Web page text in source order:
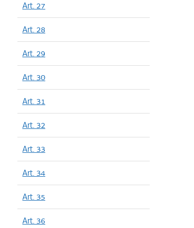
Art. 27
Art. 28
Art. 29
Art. 30
Art. 31
Art. 32
Art. 33
Art. 34
Art. 35
Art. 36